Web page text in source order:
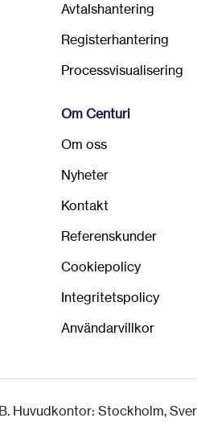
Avtalshantering
Registerhantering
Processvisualisering
Om Centuri
Om oss
Nyheter
Kontakt
Referenskunder
Cookiepolicy
Integritetspolicy
Användarvillkor
Huvudkontor: Stockholm,